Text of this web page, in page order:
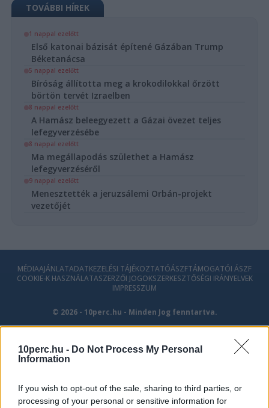
10perc.hu - Do Not Process My Personal
Information
If you wish to opt-out of the sale, sharing to third parties, or
processing of your personal or sensitive information for
TOVÁBBI HÍREK
1 nappal ezelőtt
Első katonai bázisát építené Gázában Trump
Béketanácsa
5 nappal ezelőtt
Bíróság állította meg a krokodilokkal őrzött
börtön tervét Izraelben
8 nappal ezelőtt
A Hamász beleegyezett a Gázai övezet teljes
lefegyverzésébe
8 nappal ezelőtt
Ma megállapodás születhet a Hamász
lefegyverzéséről
9 nappal ezelőtt
Menesztették a jeruzsálemi Orbán-projekt
vezetőjét
MÉDIAAJÁNLATADATKEZELÉSI TÁJÉKOZTATÓÁSZFTÁMOGATÓI ÁSZF
COOKIE-K HASZNÁLATASZERZŐI JOGOKSZERKESZTŐSÉGI IRÁNYELVEK
IMPRESSZUM
© 2026 - 10perc.hu - Minden Jog fenntartva.